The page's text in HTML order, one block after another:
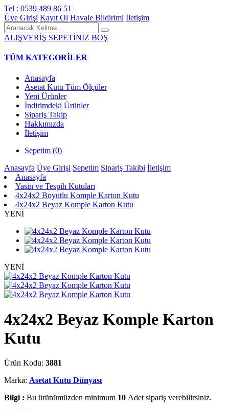
Tel : 0539 489 86 51
Üye Girişi Kayıt Ol Havale Bildirimi İletişim
ALIŞVERİŞ SEPETİNİZ BOŞ
TÜM KATEGORİLER
Anasayfa
Asetat Kutu Tüm Ölçüler
Yeni Ürünler
İndirimdeki Ürünler
Sipariş Takip
Hakkımızda
İletişim
Sepetim (0)
Anasayfa Üye Girişi Sepetim Sipariş Takibi İletişim
Anasayfa
Yasin ve Tespih Kutuları
4x24x2 Boyutlu Komple Karton Kutu
4x24x2 Beyaz Komple Karton Kutu
YENİ
YENİ
4x24x2 Beyaz Komple Karton
Kutu
Ürün Kodu: 3881
Marka: Asetat Kutu Dünyası
Bilgi : Bu ürünümüzden minimum 10 Adet sipariş verebilirsiniz.